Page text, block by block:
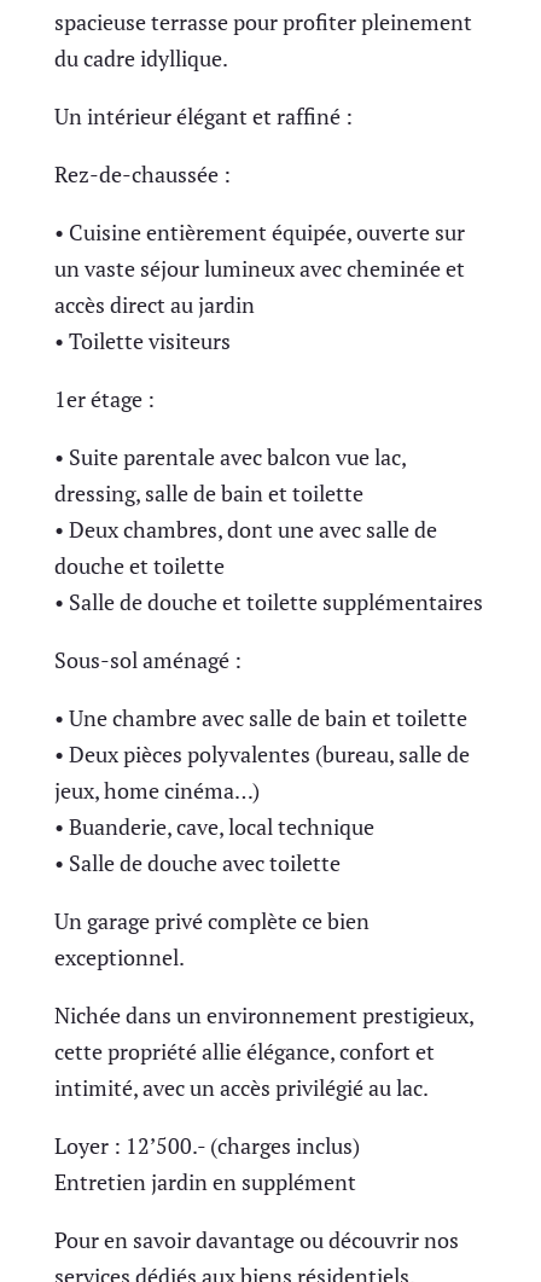
spacieuse terrasse pour profiter pleinement
du cadre idyllique.
Un intérieur élégant et raffiné :
Rez-de-chaussée :
• Cuisine entièrement équipée, ouverte sur
un vaste séjour lumineux avec cheminée et
accès direct au jardin
• Toilette visiteurs
1er étage :
• Suite parentale avec balcon vue lac,
dressing, salle de bain et toilette
• Deux chambres, dont une avec salle de
douche et toilette
• Salle de douche et toilette supplémentaires
Sous-sol aménagé :
• Une chambre avec salle de bain et toilette
• Deux pièces polyvalentes (bureau, salle de
jeux, home cinéma…)
• Buanderie, cave, local technique
• Salle de douche avec toilette
Un garage privé complète ce bien
exceptionnel.
Nichée dans un environnement prestigieux,
cette propriété allie élégance, confort et
intimité, avec un accès privilégié au lac.
Loyer : 12’500.- (charges inclus)
Entretien jardin en supplément
Pour en savoir davantage ou découvrir nos
services dédiés aux biens résidentiels,